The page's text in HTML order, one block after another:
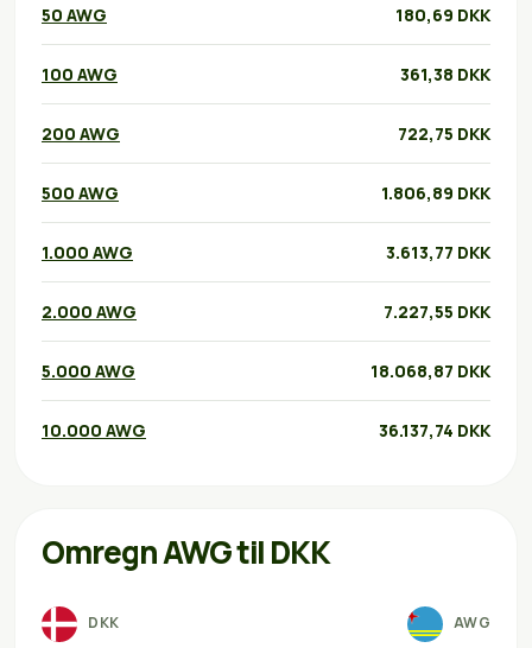
50 AWG 180,69 DKK
100 AWG 361,38 DKK
200 AWG 722,75 DKK
500 AWG 1.806,89 DKK
1.000 AWG 3.613,77 DKK
2.000 AWG 7.227,55 DKK
5.000 AWG 18.068,87 DKK
10.000 AWG 36.137,74 DKK
Omregn AWG til DKK
DKK AWG